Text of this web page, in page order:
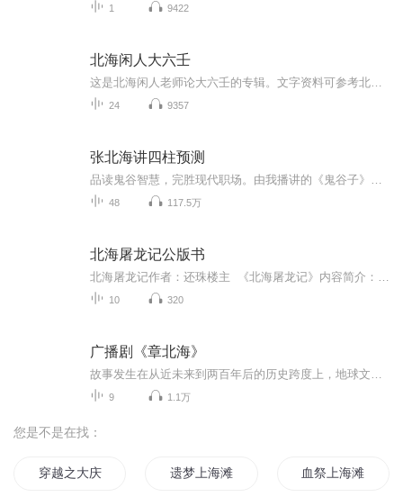
1 9422
北海闲人大六壬
24 9357
张北海讲四柱预测
48 117.5万
北海屠龙记公版书
10 320
广播剧《章北海》
9 1.1万
您是不是在找：
穿越之大庆帝国 遗梦上海滩 血祭上海滩